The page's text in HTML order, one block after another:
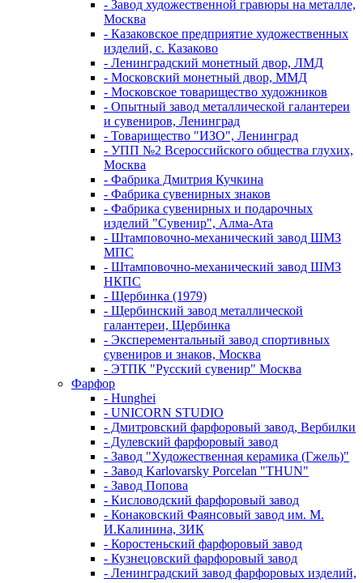
- Завод художественной гравюры на металле,
Москва
- Казаковское предприятие художественных
изделий, с. Казаково
- Ленинградский монетный двор, ЛМД
- Московский монетный двор, ММД
- Московское товарищество художников
- Опытный завод металлической галантереи
и сувениров, Ленинград
- Товарищество "ИЗО", Ленинград
- УПП №2 Всероссийского общества глухих,
Москва
- Фабрика Дмитрия Кучкина
- Фабрика сувенирных знаков
- Фабрика сувенирных и подарочных
изделий "Сувенир", Алма-Ата
- Штамповочно-механический завод ШМЗ
МПС
- Штамповочно-механический завод ШМЗ
НКПС
- Щербинка (1979)
- Щербинский завод металлической
галантереи, Щербинка
- Эксперементальный завод спортивных
сувениров и знаков, Москва
- ЭТПК "Русский сувенир" Москва
Фарфор
- Hunghei
- UNICORN STUDIO
- Дмитровский фарфоровый завод, Вербилки
- Дулевский фарфоровый завод
- Завод "Художественная керамика (Гжель)"
- Завод Karlovarsky Porcelan "THUN"
- Завод Попова
- Кисловодский фарфоровый завод
- Конаковский Фаянсовый завод им. М.
И.Калинина, ЗИК
- Коростеньский фарфоровый завод
- Кузнецовский фарфоровый завод
- Ленинградский завод фарфоровых изделий,